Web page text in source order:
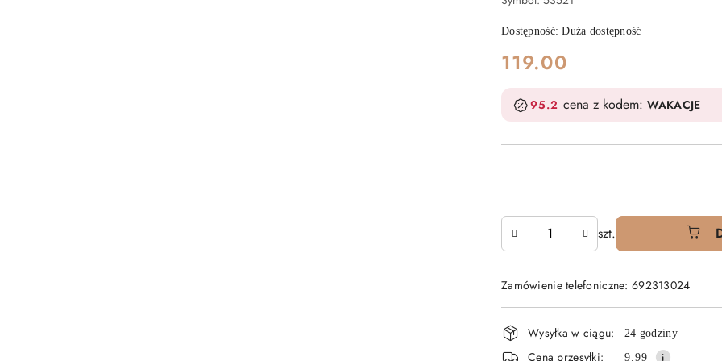
Dostępność:Duża dostępność
cena:
119.00
95.2 cena z kodem: WAKACJE
szt.
Zamówienie telefoniczne: 692313024
Dostępność
i
Wysyłka w ciągu: 24 godziny
Cena przesyłki: 9.99